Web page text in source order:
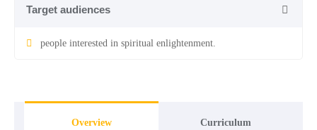
Target audiences
people interested in spiritual enlightenment.
Overview Curriculum